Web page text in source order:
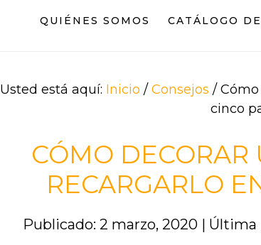
QUIÉNES SOMOS CATÁLOGO
Usted está aquí: Inicio / Consejos /
cinco
CÓMO DECORAR
RECARGARLO
Publicado: 2 marzo, 2020 | Última